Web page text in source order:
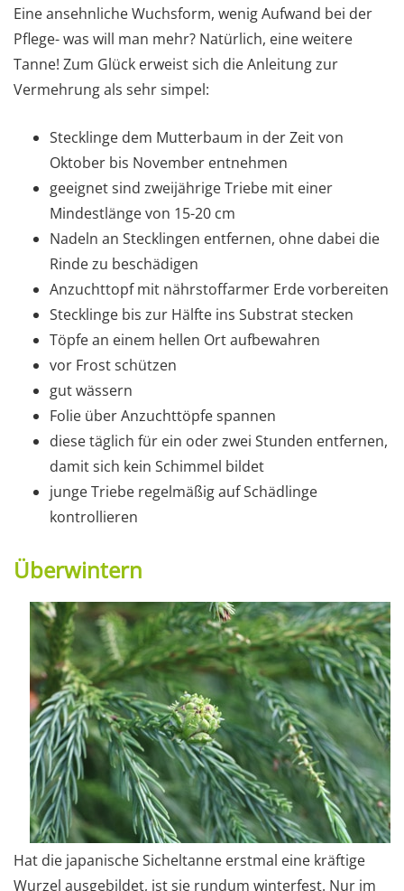
Eine ansehnliche Wuchsform, wenig Aufwand bei der
Pflege- was will man mehr? Natürlich, eine weitere
Tanne! Zum Glück erweist sich die Anleitung zur
Vermehrung als sehr simpel:
Stecklinge dem Mutterbaum in der Zeit von
Oktober bis November entnehmen
geeignet sind zweijährige Triebe mit einer
Mindestlänge von 15-20 cm
Nadeln an Stecklingen entfernen, ohne dabei die
Rinde zu beschädigen
Anzuchttopf mit nährstoffarmer Erde vorbereiten
Stecklinge bis zur Hälfte ins Substrat stecken
Töpfe an einem hellen Ort aufbewahren
vor Frost schützen
gut wässern
Folie über Anzuchttöpfe spannen
diese täglich für ein oder zwei Stunden entfernen,
damit sich kein Schimmel bildet
junge Triebe regelmäßig auf Schädlinge
kontrollieren
Überwintern
Hat die japanische Sicheltanne erstmal eine kräftige
Wurzel ausgebildet, ist sie rundum winterfest. Nur im